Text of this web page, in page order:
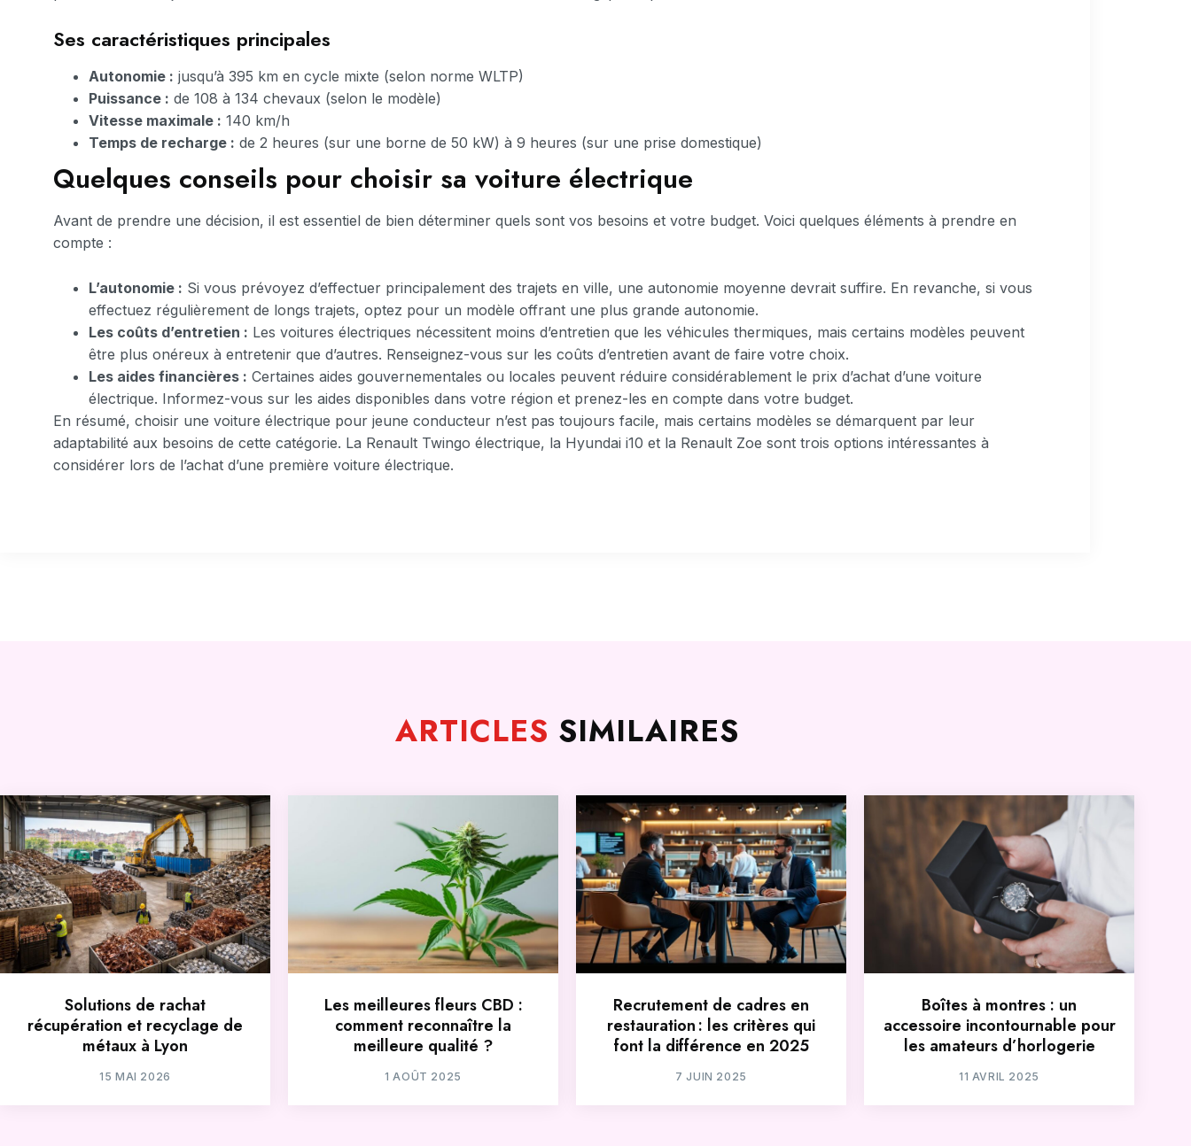
Ses caractéristiques principales
Autonomie : jusqu’à 395 km en cycle mixte (selon norme WLTP)
Puissance : de 108 à 134 chevaux (selon le modèle)
Vitesse maximale : 140 km/h
Temps de recharge : de 2 heures (sur une borne de 50 kW) à 9 heures (sur une prise domestique)
Quelques conseils pour choisir sa voiture électrique
Avant de prendre une décision, il est essentiel de bien déterminer quels sont vos besoins et votre budget. Voici quelques éléments à prendre en
compte :
L’autonomie : Si vous prévoyez d’effectuer principalement des trajets en ville, une autonomie moyenne devrait suffire. En revanche, si vous
effectuez régulièrement de longs trajets, optez pour un modèle offrant une plus grande autonomie.
Les coûts d’entretien : Les voitures électriques nécessitent moins d’entretien que les véhicules thermiques, mais certains modèles peuvent
être plus onéreux à entretenir que d’autres. Renseignez-vous sur les coûts d’entretien avant de faire votre choix.
Les aides financières : Certaines aides gouvernementales ou locales peuvent réduire considérablement le prix d’achat d’une voiture
électrique. Informez-vous sur les aides disponibles dans votre région et prenez-les en compte dans votre budget.
En résumé, choisir une voiture électrique pour jeune conducteur n’est pas toujours facile, mais certains modèles se démarquent par leur
adaptabilité aux besoins de cette catégorie. La Renault Twingo électrique, la Hyundai i10 et la Renault Zoe sont trois options intéressantes à
considérer lors de l’achat d’une première voiture électrique.
ARTICLES SIMILAIRES
Solutions de rachat
récupération et recyclage de
métaux à Lyon
15 MAI 2026
Les meilleures fleurs CBD :
comment reconnaître la
meilleure qualité ?
1 AOÛT 2025
Recrutement de cadres en
restauration : les critères qui
font la différence en 2025
7 JUIN 2025
Boîtes à montres : un
accessoire incontournable pour
les amateurs d’horlogerie
11 AVRIL 2025